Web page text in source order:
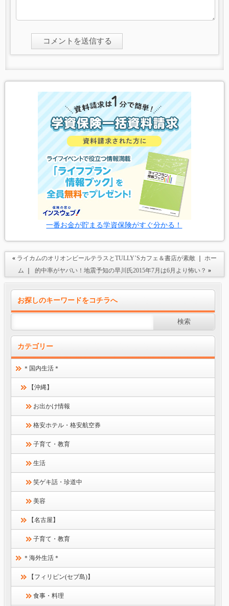
一番お金が貯まる学資保険がすぐ分かる！
« ライカムのオリオンビールテラスとTULLY’Sカフェ＆書店が素敵｜ ホー
ム ｜ 的中率がヤバい！地震予知の早川氏2015年7月は6月より怖い？ »
お探しのキーワードをコチラへ
カテゴリー
＊国内生活＊
【沖縄】
お出かけ情報
格安ホテル・格安航空券
子育て・教育
生活
笑ゲキ話・珍道中
美容
【名古屋】
子育て・教育
＊海外生活＊
【フィリピン(セブ島)】
食事・料理